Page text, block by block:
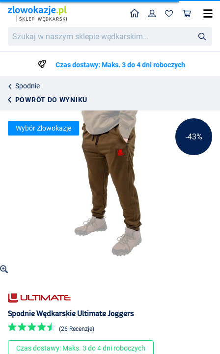
w
wędkarskim...
HomeProfil
Czas dostawy: Maks. 3 do 4 dni roboczych
Spodnie
POWRÓT DO WYNIKU
Spodnie Wędkarskie Ultimate Joggers
148.99
85.99
-43%
Wybór Zlowokazje
Spodnie Wędkarskie Ultimate Joggers
(26 Recenzje)
Czas dostawy: Maks. 3 do 4 dni roboczych